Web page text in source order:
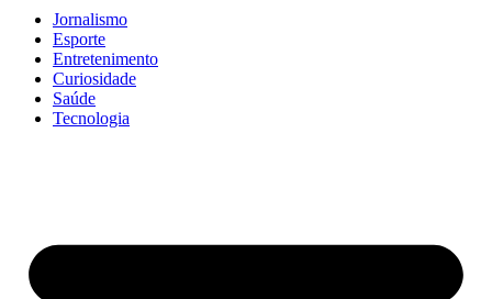
Jornalismo
Esporte
Entretenimento
Curiosidade
Saúde
Tecnologia